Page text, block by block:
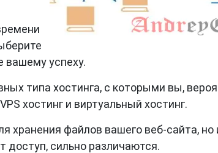
вашему успеху.
типа хостинга, с которыми вы,
хостинг и виртуальный хостинг.
хранения файлов вашего веб-сайта, но
доступ, сильно различаются.